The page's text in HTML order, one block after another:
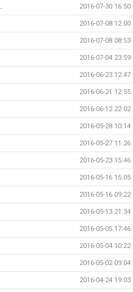
2016-07-30 16:50
2016-07-08 12:00
2016-07-08 08:53
2016-07-04 23:59
2016-06-23 12:47
2016-06-21 12:55
2016-06-12 22:02
2016-05-28 10:14
2016-05-27 11:26
2016-05-23 15:46
2016-05-16 15:05
2016-05-16 09:22
2016-05-13 21:34
2016-05-05 17:46
2016-05-04 10:22
2016-05-02 09:04
2016-04-24 19:03